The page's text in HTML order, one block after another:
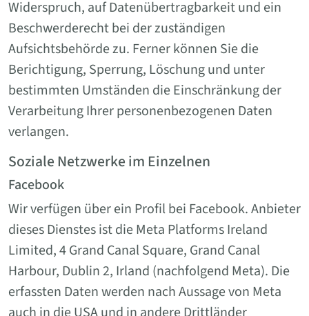
Widerspruch, auf Datenübertragbarkeit und ein
Beschwerderecht bei der zuständigen
Aufsichtsbehörde zu. Ferner können Sie die
Berichtigung, Sperrung, Löschung und unter
bestimmten Umständen die Einschränkung der
Verarbeitung Ihrer personenbezogenen Daten
verlangen.
Soziale Netzwerke im Einzelnen
Facebook
Wir verfügen über ein Profil bei Facebook. Anbieter
dieses Dienstes ist die Meta Platforms Ireland
Limited, 4 Grand Canal Square, Grand Canal
Harbour, Dublin 2, Irland (nachfolgend Meta). Die
erfassten Daten werden nach Aussage von Meta